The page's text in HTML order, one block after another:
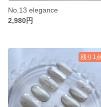
No.13 elegance
2,980円
残り1点